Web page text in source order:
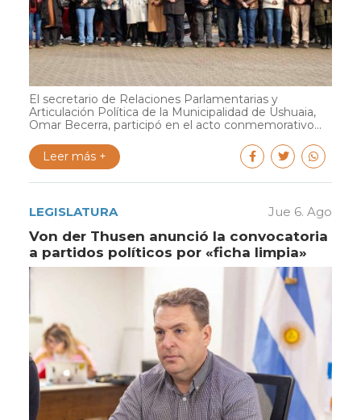
El secretario de Relaciones Parlamentarias y
Articulación Política de la Municipalidad de Ushuaia,
Omar Becerra, participó en el acto conmemorativo...
Leer más +
LEGISLATURA Jue 6. Ago
Von der Thusen anunció la convocatoria
a partidos políticos por «ficha limpia»